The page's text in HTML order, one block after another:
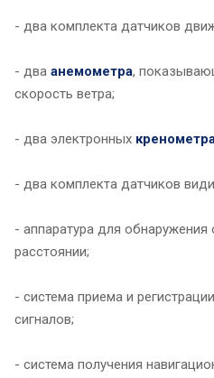
- два комплекта датчиков
- два анемометра,
скорость ветра;
- два электронных
- два комплекта датчиков
- аппаратура для
расстоянии;
- система приема и
сигналов;
- система получения